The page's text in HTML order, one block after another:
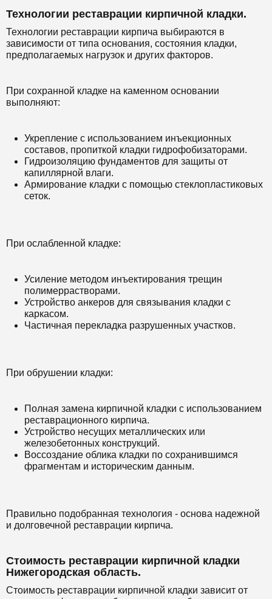
Технологии реставрации кирпичной кладки.
Технологии реставрации кирпича выбираются в
зависимости от типа основания, состояния кладки,
предполагаемых нагрузок и других факторов.
При сохранной кладке на каменном основании
выполняют:
Укрепление с использованием инъекционных
составов, пропиткой кладки гидрофобизаторами.
Гидроизоляцию фундаментов для защиты от
капиллярной влаги.
Армирование кладки с помощью стеклопластиковых
сеток.
При ослабленной кладке:
Усиление методом инъектирования трещин
полимеррастворами.
Устройство анкеров для связывания кладки с
каркасом.
Частичная перекладка разрушенных участков.
При обрушении кладки:
Полная замена кирпичной кладки с использованием
реставрационного кирпича.
Устройство несущих металлических или
железобетонных конструкций.
Воссоздание облика кладки по сохранившимся
фрагментам и историческим данным.
Правильно подобранная технология - основа надежной
и долговечной реставрации кирпича.
Стоимость реставрации кирпичной кладки
Нижегородская область.
Стоимость реставрации кирпичной кладки зависит от